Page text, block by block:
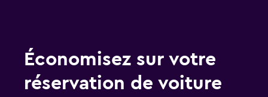
Économisez sur votre
réservation de voiture